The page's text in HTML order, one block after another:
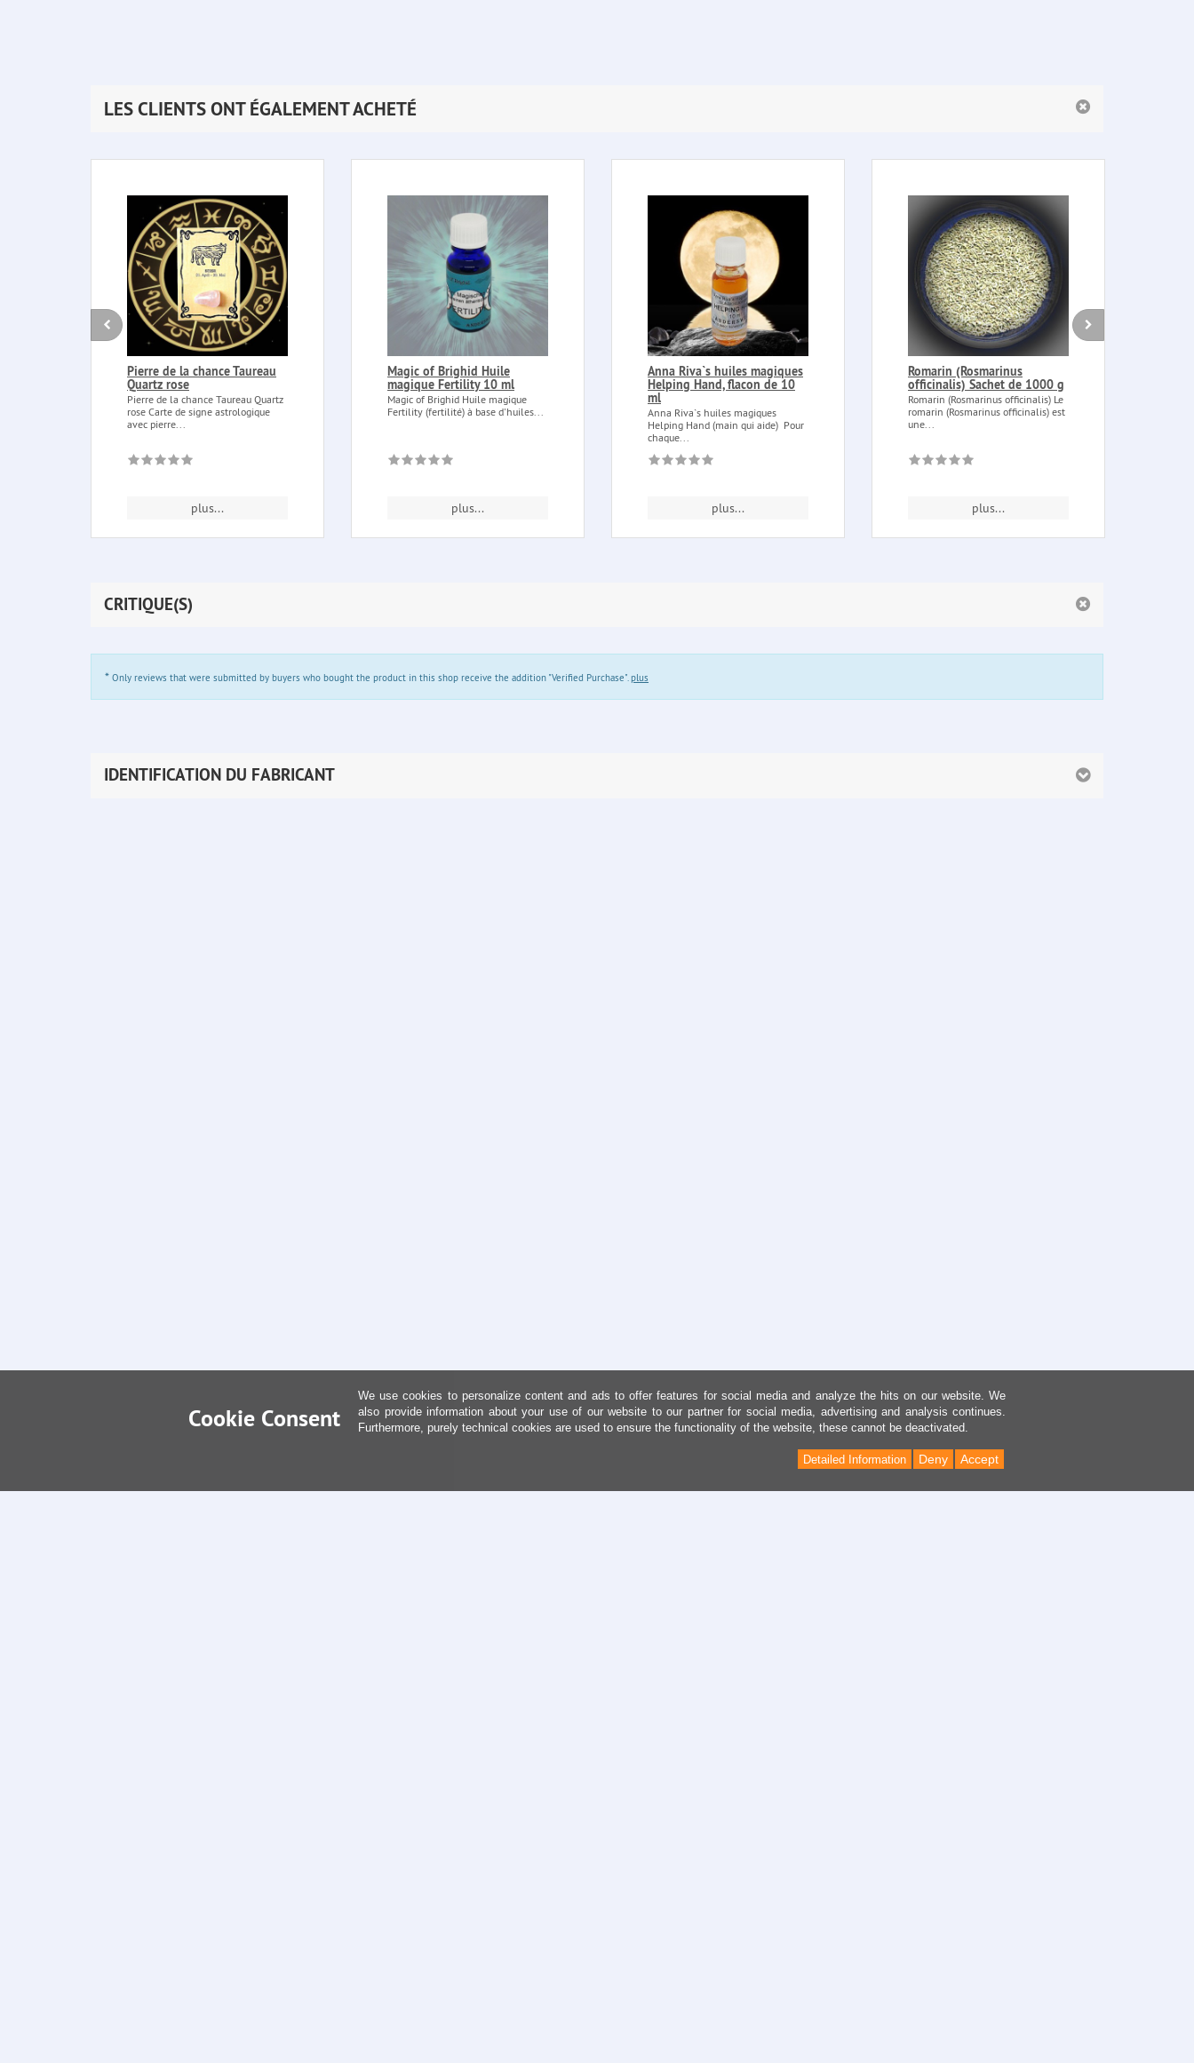
LES CLIENTS ONT ÉGALEMENT ACHETÉ
Pierre de la chance Taureau
Quartz rose
Pierre de la chance Taureau Quartz
rose Carte de signe astrologique
avec pierre...
plus...
Magic of Brighid Huile
magique Fertility 10 ml
Magic of Brighid Huile magique
Fertility (fertilité) à base d'huiles...
plus...
Anna Riva`s huiles magiques
Helping Hand, flacon de 10
ml
Anna Riva`s huiles magiques
Helping Hand (main qui aide) Pour
chaque...
plus...
Romarin (Rosmarinus
officinalis) Sachet de 1000 g
Romarin (Rosmarinus officinalis) Le
romarin (Rosmarinus officinalis) est
une...
plus...
CRITIQUE(S)
* Only reviews that were submitted by buyers who bought the product in this shop receive the addition "Verified Purchase". plus
IDENTIFICATION DU FABRICANT
Cookie Consent
We use cookies to personalize content and ads to offer features for social media and analyze the hits on our website. We
also provide information about your use of our website to our partner for social media, advertising and analysis continues.
Furthermore, purely technical cookies are used to ensure the functionality of the website, these cannot be deactivated.
Accept
Deny
Detailed Information